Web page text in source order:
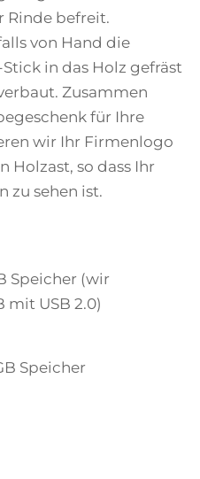
Rinde befreit.
von Hand die
in das Holz gefräst
Zusammen
für Ihre
wir Ihr Firmenlogo
Holzast, so dass Ihr
zu sehen ist.
Speicher (wir
mit USB 2.0)
Speicher